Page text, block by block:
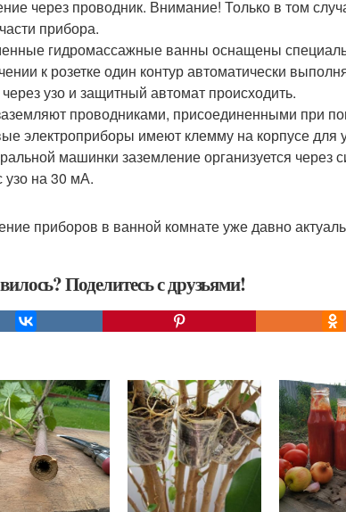
через проводник. Внимание! Только в том
прибора.
гидромассажные ванны оснащены
к розетке один контур автоматически
узо и защитный автомат происходить.
проводниками, присоединенными при
электроприборы имеют клемму на корпусе для
машинки заземление организуется
узо на 30 мА.
приборов в ванной комнате уже давно
Поделитесь с друзьями!